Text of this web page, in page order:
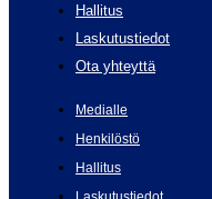
Hallitus
Laskutustiedot
Ota yhteyttä
Medialle
Henkilöstö
Hallitus